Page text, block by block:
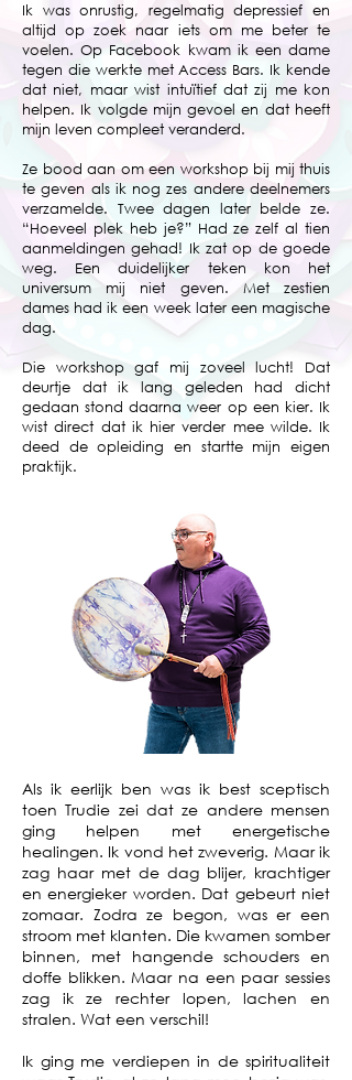
Ik was onrustig, regelmatig depressief en
altijd op zoek naar iets om me beter te
voelen. Op Facebook kwam ik een dame
tegen die werkte met Access Bars. Ik kende
dat niet, maar wist intuïtief dat zij me kon
helpen. Ik volgde mijn gevoel en dat heeft
mijn leven compleet veranderd.
Ze bood aan om een workshop bij mij thuis
te geven als ik nog zes andere deelnemers
verzamelde. Twee dagen later belde ze.
“Hoeveel plek heb je?” Had ze zelf al tien
aanmeldingen gehad! Ik zat op de goede
weg. Een duidelijker teken kon het
universum mij niet geven. Met zestien
dames had ik een week later een magische
dag.
Die workshop gaf mij zoveel lucht! Dat
deurtje dat ik lang geleden had dicht
gedaan stond daarna weer op een kier. Ik
wist direct dat ik hier verder mee wilde. Ik
deed de opleiding en startte mijn eigen
praktijk.
Als ik eerlijk ben was ik best sceptisch
toen Trudie zei dat ze andere mensen
ging helpen met energetische
healingen. Ik vond het zweverig. Maar ik
zag haar met de dag blijer, krachtiger
en energieker worden. Dat gebeurt niet
zomaar. Zodra ze begon, was er een
stroom met klanten. Die kwamen somber
binnen, met hangende schouders en
doffe blikken. Maar na een paar sessies
zag ik ze rechter lopen, lachen en
stralen. Wat een verschil!
Ik ging me verdiepen in de spiritualiteit